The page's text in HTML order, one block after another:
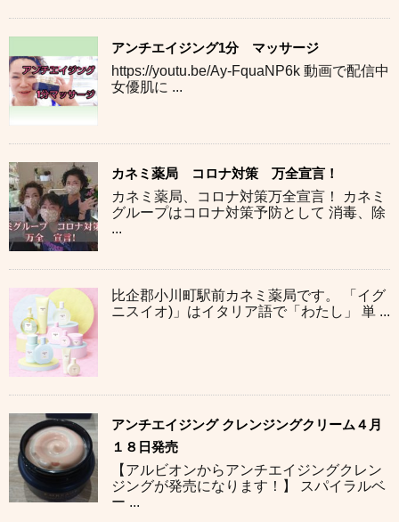
アンチエイジング1分 マッサージ
https://youtu.be/Ay-FquaNP6k 動画で配信中
女優肌に ...
カネミ薬局 コロナ対策 万全宣言！
カネミ薬局、コロナ対策万全宣言！ カネミ
グループはコロナ対策予防として 消毒、除
...
比企郡小川町駅前カネミ薬局です。 「イグ
ニスイオ)」はイタリア語で「わたし」 単 ...
アンチエイジング クレンジングクリーム４月
１８日発売
【アルビオンからアンチエイジングクレン
ジングが発売になります！】 スパイラルベ
ー ...